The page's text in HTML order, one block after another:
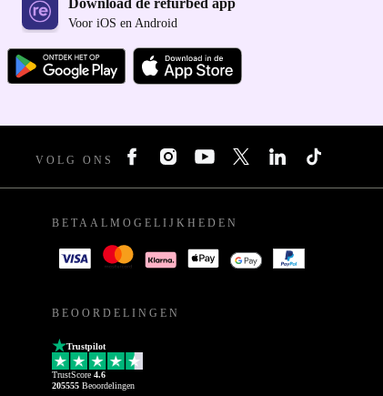
Download de refurbed app
Voor iOS en Android
VOLG ONS
BETAALMOGELIJKHEDEN
BEOORDELINGEN
Trustpilot
TrustScore 4.6
205555 Beoordelingen